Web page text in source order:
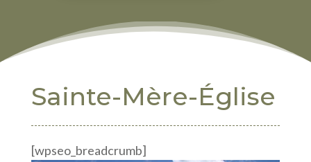
Sainte-Mère-Église
[wpseo_breadcrumb]